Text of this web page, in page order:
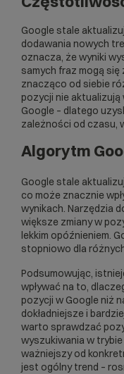
Google stale
dodawania nowych
oznacza, że wyniki
samych fraz mogą się
znacząco od siebie
pozycji nie
Google – dlatego
zależności od czasu,
Algorytm
Google stale
co może znacznie
wynikach. Narzędzia
większe zmiany w
lekkim opóźnieniem.
stopniowo dla
Podsumowując,
wpływać na to,
pozycji w Google niż
dokładniejsze i
warto sprawdzać
wyszukiwania w
ważniejszy od
jest ogólny trend –